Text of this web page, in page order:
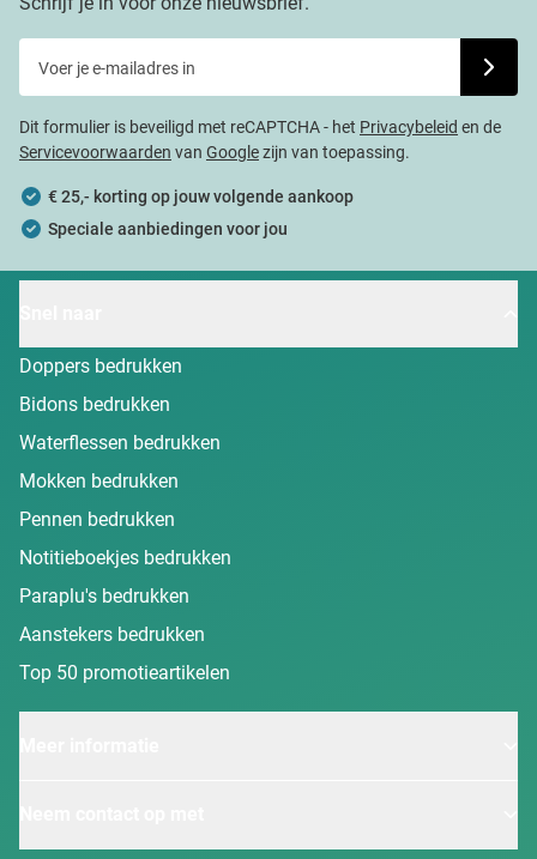
Dit formulier is beveiligd met reCAPTCHA - het Privacybeleid en de
Servicevoorwaarden van Googlezijn van toepassing.
€ 25,- korting op jouw volgende aankoop
Speciale aanbiedingen voor jou
Doppers bedrukken
Bidons bedrukken
Waterflessen bedrukken
Mokken bedrukken
Pennen bedrukken
Notitieboekjes bedrukken
Paraplu's bedrukken
Aanstekers bedrukken
Top 50 promotieartikelen